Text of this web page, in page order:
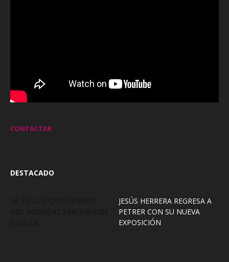
CONTACTAR
DESTACADO
JESÚS HERRERA REGRESA A
PETRER CON SU NUEVA
EXPOSICIÓN